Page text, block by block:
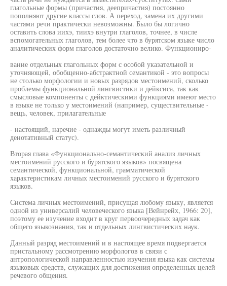
глагольные формы (причастия, деепричастия) постоянно
пополняют другие классы слов. А переход, замена их другими
частями речи практически невозможны. Было бы логично
оставить слова иихэ, тиихэ внутри глаголов, точнее, в числе
вспомогательных глаголов, тем более что в бурятском языке число
аналитических форм глаголов достаточно велико. Функциониро-
вание отдельных глагольных форм с особой указательной и
уточняющей, обобщенно-абстрактной семантикой - это вопросы
не столько морфологии и новых разрядов местоимений, сколько
проблемы функциональной лингвистики и дейксиса, так как
смысловые компоненты с дейктическими функциями имеют место
в языке не только у местоимений (например, существительные -
вещь, человек, прилагательные
- настоящий, наречие - однажды могут иметь различный
денотативный статус).
Вторая глава «Функционально-семантический анализ личных
местоимений русского и бурятского языков» посвящена
семантической, функциональной, грамматической
характеристикам личных местоимений русского и бурятского
языков.
Система личных местоимений, присущая любому языку, является
одной из универсалий человеческого языка [Вейнрейх, 1966: 20],
поэтому ее изучение входит в круг первоочередных задач как
общего языкознания, так и отдельных лингвистических наук.
Данный разряд местоимений и в настоящее время подвергается
пристальному рассмотрению морфологов в связи с
антропологической направленностью изучения языка как системы
языковых средств, служащих для достижения определенных целей
речевого общения.